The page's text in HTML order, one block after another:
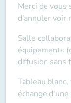
Merci de vous
d'annuler voir
Salle
équipements
diffusion sans
Tableau
échange